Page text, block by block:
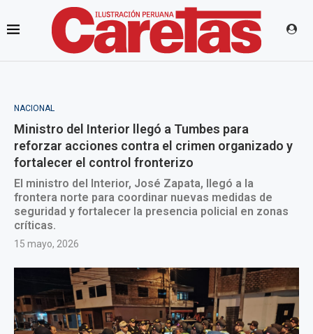
NACIONAL
Ministro del Interior llegó a Tumbes para
reforzar acciones contra el crimen organizado y
fortalecer el control fronterizo
El ministro del Interior, José Zapata, llegó a la
frontera norte para coordinar nuevas medidas de
seguridad y fortalecer la presencia policial en zonas
críticas.
15 mayo, 2026